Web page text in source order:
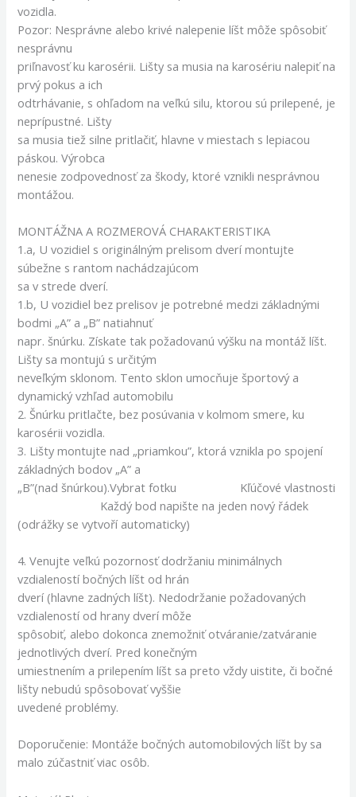
vozidla.
Pozor: Nesprávne alebo krivé nalepenie líšt môže spôsobiť
nesprávnu
priľnavosť ku karosérii. Lišty sa musia na karosériu nalepiť na
prvý pokus a ich
odtrhávanie, s ohľadom na veľkú silu, ktorou sú prilepené, je
neprípustné. Lišty
sa musia tiež silne pritlačiť, hlavne v miestach s lepiacou
páskou. Výrobca
nenesie zodpovednosť za škody, ktoré vznikli nesprávnou
montážou.
MONTÁŽNA A ROZMEROVÁ CHARAKTERISTIKA
1.a, U vozidiel s originálným prelisom dverí montujte
súbežne s rantom nachádzajúcom
sa v strede dverí.
1.b, U vozidiel bez prelisov je potrebné medzi základnými
bodmi „A” a „B” natiahnuť
napr. šnúrku. Získate tak požadovanú výšku na montáž líšt.
Lišty sa montujú s určitým
neveľkým sklonom. Tento sklon umocňuje športový a
dynamický vzhľad automobilu
2. Šnúrku pritlačte, bez posúvania v kolmom smere, ku
karosérii vozidla.
3. Lišty montujte nad „priamkou”, ktorá vznikla po spojení
základných bodov „A” a
„B”(nad šnúrkou).Vybrat fotku Kľúčové vlastnosti
Každý bod napište na jeden nový řádek
(odrážky se vytvoří automaticky)
4. Venujte veľkú pozornosť dodržaniu minimálnych
vzdialeností bočných líšt od hrán
dverí (hlavne zadných líšt). Nedodržanie požadovaných
vzdialeností od hrany dverí môže
spôsobiť, alebo dokonca znemožniť otváranie/zatváranie
jednotlivých dverí. Pred konečným
umiestnením a prilepením líšt sa preto vždy uistite, či bočné
lišty nebudú spôsobovať vyššie
uvedené problémy.
Doporučenie: Montáže bočných automobilových líšt by sa
malo zúčastniť viac osôb.